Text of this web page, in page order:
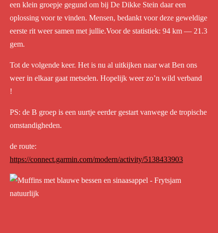
een klein groepje gegund om bij De Dikke Stein daar een
oplossing voor te vinden. Mensen, bedankt voor deze geweldige
eerste rit weer samen met jullie.Voor de statistiek: 94 km — 21.3
gem.
Tot de volgende keer. Het is nu al uitkijken naar wat Ben ons
weer in elkaar gaat metselen. Hopelijk weer zo’n wild verband
!
PS: de B groep is een uurtje eerder gestart vanwege de tropische
omstandigheden.
de route:
https://connect.garmin.com/modern/activity/5138433903